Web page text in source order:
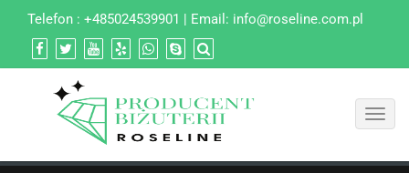
Telefon : +485024539901 | Email: info@roseline.com.pl